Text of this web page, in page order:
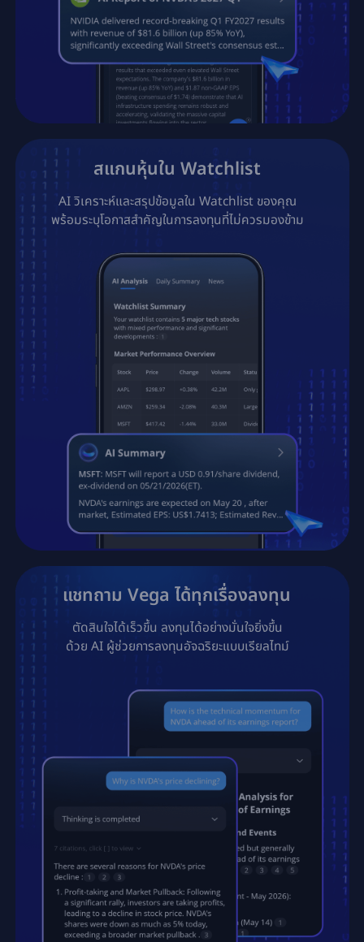
สแกนหุ้นใน Watchlist
AI วิเคราะห์และสรุปข้อมูลใน Watchlist ของคุณ
พร้อมระบุโอกาสสำคัญในการลงทุนที่ไม่ควรมองข้าม
แชทถาม Vega ได้ทุกเรื่องลงทุน
ตัดสินใจได้เร็วขึ้น ลงทุนได้อย่างมั่นใจยิ่งขึ้น
ด้วย AI ผู้ช่วยการลงทุนอัจฉริยะแบบเรียลไทม์